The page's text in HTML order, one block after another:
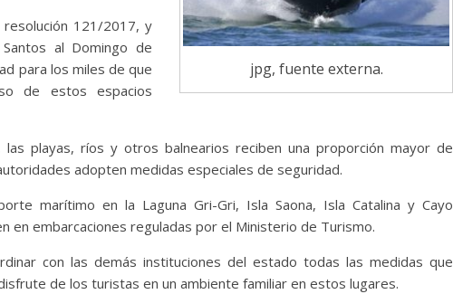
jpg, fuente externa.
resolución 121/2017, y
al Domingo de
para los miles de que
de estos espacios
las playas, ríos y otros balnearios reciben una proporción mayor de
adopten medidas especiales de seguridad.
marítimo en la Laguna Gri-Gri, Isla Saona, Isla Catalina y Cayo
en embarcaciones reguladas por el Ministerio de Turismo.
con las demás instituciones del estado todas las medidas que
de los turistas en un ambiente familiar en estos lugares.